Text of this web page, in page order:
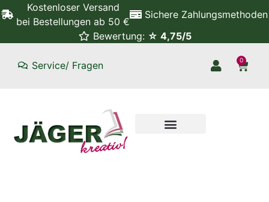
Kostenloser Versand
bei Bestellungen ab 50 €
Sichere Zahlungsmethoden
Bewertung: ☆ 4,75/5
Service/ Fragen 0